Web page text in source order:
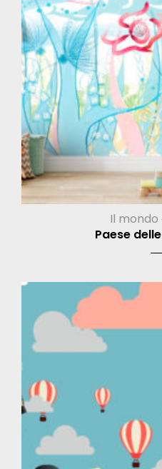
Il mondo
Paese